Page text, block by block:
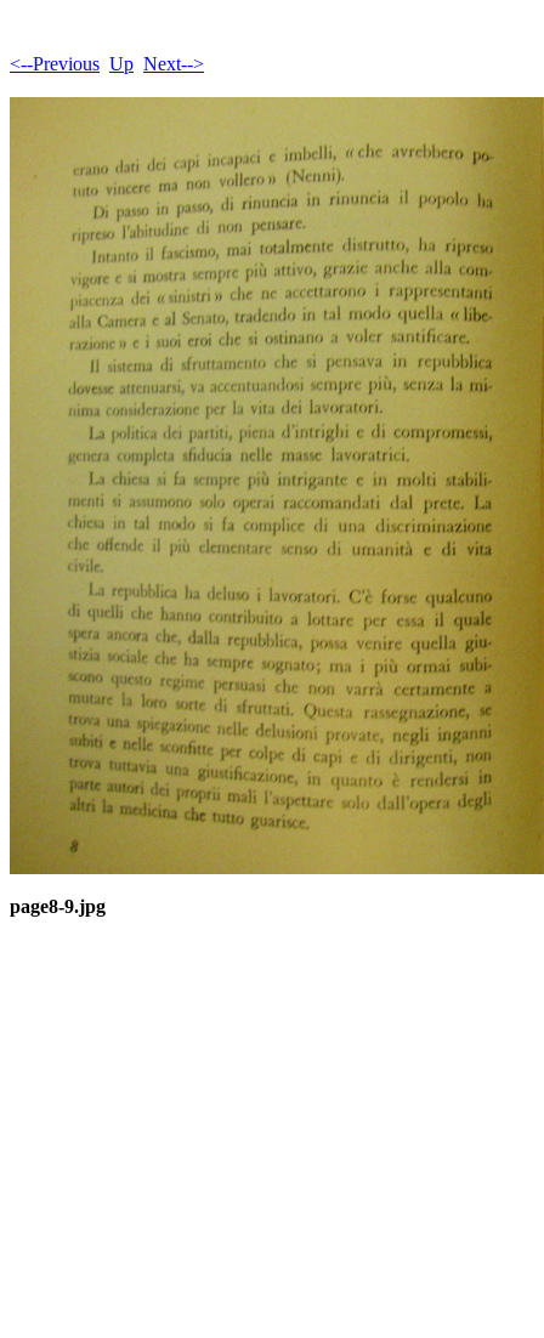
<--Previous Up Next-->
page8-9.jpg